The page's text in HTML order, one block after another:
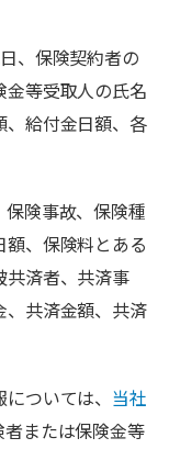
、保険契約者の
等受取人の氏名
、給付金日額、各
険事故、保険種
、保険料とある
共済者、共済事
、共済金額、共済
ついては、 当社
または保険金等